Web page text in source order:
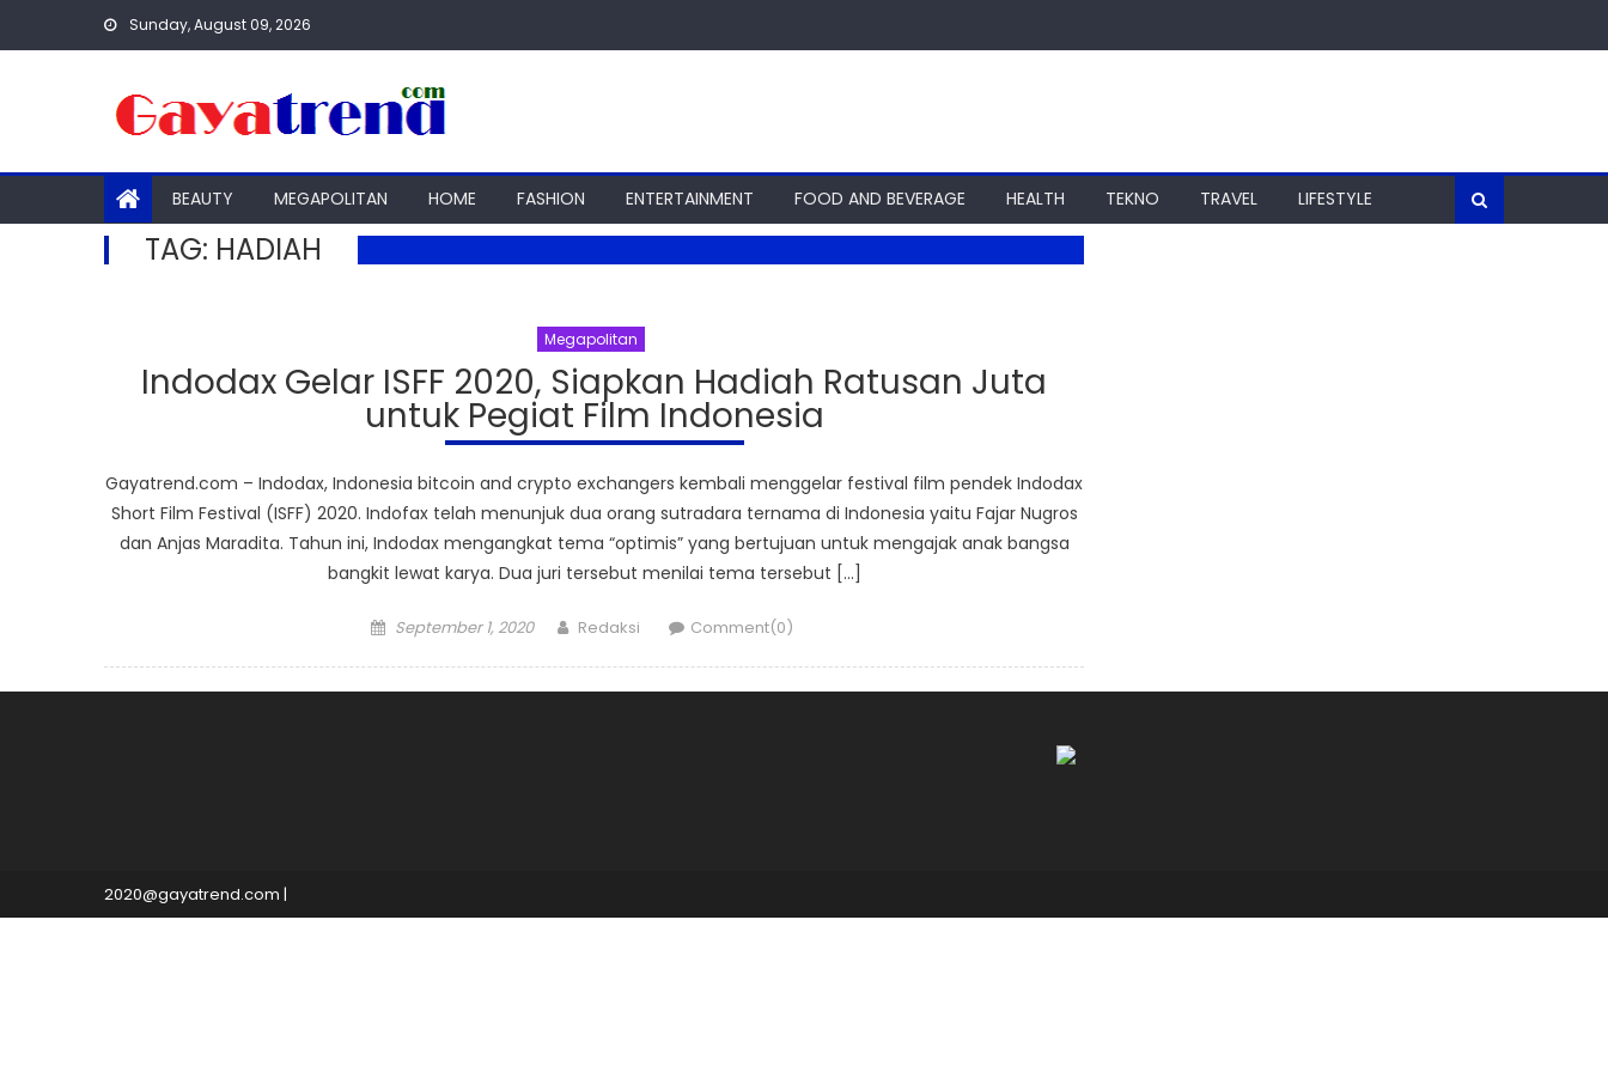
Sunday, August 09, 2026
BEAUTY MEGAPOLITAN HOME FASHION ENTERTAINMENT FOOD AND BEVERAGE HEALTH TEKNO TRAVEL LIFESTYLE
TAG: HADIAH
Megapolitan
Indodax Gelar ISFF 2020, Siapkan Hadiah Ratusan Juta
untuk Pegiat Film Indonesia
Gayatrend.com – Indodax, Indonesia bitcoin and crypto exchangers kembali menggelar festival film pendek Indodax
Short Film Festival (ISFF) 2020. Indofax telah menunjuk dua orang sutradara ternama di Indonesia yaitu Fajar Nugros
dan Anjas Maradita. Tahun ini, Indodax mengangkat tema “optimis” yang bertujuan untuk mengajak anak bangsa
bangkit lewat karya. Dua juri tersebut menilai tema tersebut […]
Posted
September 1, 2020 Author
Redaksi Comment(0)
2020@gayatrend.com |